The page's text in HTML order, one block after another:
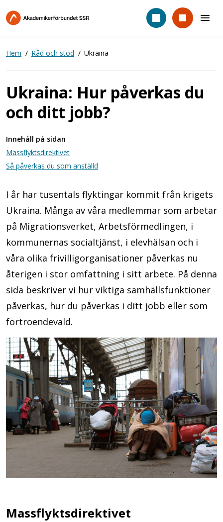
till
Hem Råd och stöd Ukraina
Ukraina: Hur påverkas du
och ditt jobb?
Innehåll på sidan
Massflyktsdirektivet
Så påverkas du som anställd
I år har tusentals flyktingar kommit från krigets
Ukraina. Många av våra medlemmar som arbetar
på Migrationsverket, Arbetsförmedlingen, i
kommunernas socialtjänst, i elevhälsan och i
våra olika frivilligorganisationer påverkas nu
återigen i stor omfattning i sitt arbete. På denna
sida beskriver vi hur viktiga samhällsfunktioner
påverkas, hur du påverkas i ditt jobb eller som
förtroendevald.
Massflyktsdirektivet